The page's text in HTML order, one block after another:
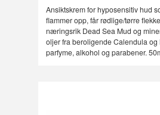
Ansiktskrem for hyposensitiv hud
flammer opp, får rødlige/tørre
næringsrik Dead Sea Mud og
oljer fra beroligende Calendula og
parfyme, alkohol og parabener.